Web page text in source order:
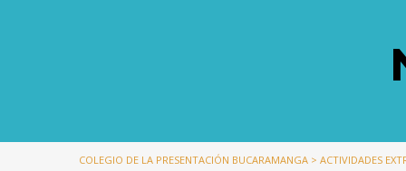
COLEGIO DE LA PRESENTACIÓN BUCARAMANGA > ACTIVIDADES